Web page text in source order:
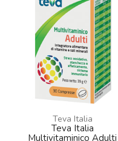
Teva Italia
Teva Italia
Multivitaminico Adulti